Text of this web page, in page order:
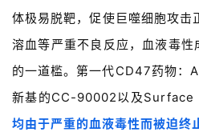
首
体极易脱靶，促使巨噬细胞攻击
溶血等严重不良反应，血液毒
的一道槛。第一代CD47药物：
新基的CC-90002以及Surface
均由于严重的血液毒性而被迫终